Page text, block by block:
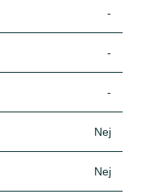
-
-
-
Nej
Nej